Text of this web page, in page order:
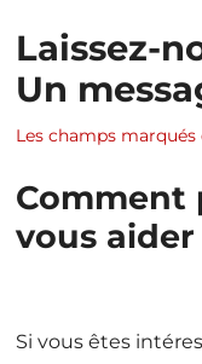
Laissez-
Un
Les champs
Comment
vous aider
Si vous êtes